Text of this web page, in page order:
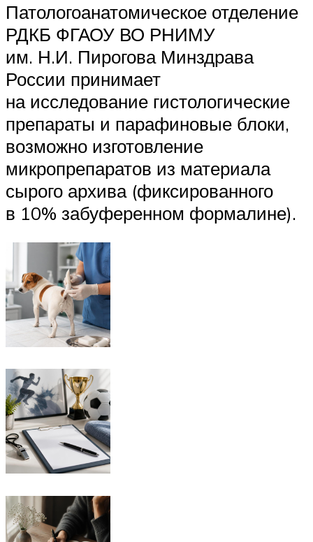
Патологоанатомическое отделение
РДКБ ФГАОУ ВО РНИМУ
им. Н.И. Пирогова Минздрава
России принимает
на исследование гистологические
препараты и парафиновые блоки,
возможно изготовление
микропрепаратов из материала
сырого архива (фиксированного
в 10% забуференном формалине).